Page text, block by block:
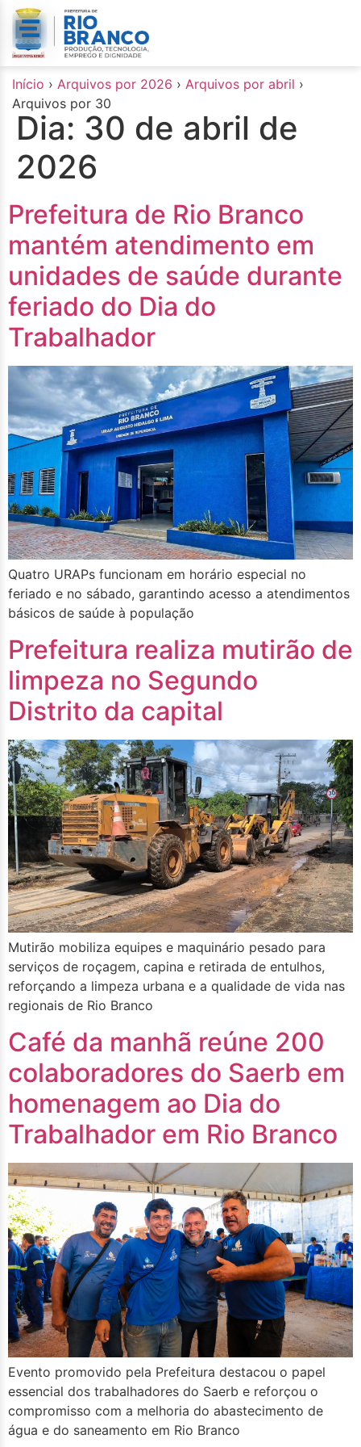
conteúdo
Início › Arquivos por 2026 › Arquivos por abril ›
Arquivos por 30
Dia: 30 de abril de
2026
Prefeitura de Rio Branco
mantém atendimento em
unidades de saúde durante
feriado do Dia do
Trabalhador
Quatro URAPs funcionam em horário especial no
feriado e no sábado, garantindo acesso a atendimentos
básicos de saúde à população
Prefeitura realiza mutirão de
limpeza no Segundo
Distrito da capital
Mutirão mobiliza equipes e maquinário pesado para
serviços de roçagem, capina e retirada de entulhos,
reforçando a limpeza urbana e a qualidade de vida nas
regionais de Rio Branco
Café da manhã reúne 200
colaboradores do Saerb em
homenagem ao Dia do
Trabalhador em Rio Branco
Evento promovido pela Prefeitura destacou o papel
essencial dos trabalhadores do Saerb e reforçou o
compromisso com a melhoria do abastecimento de
água e do saneamento em Rio Branco